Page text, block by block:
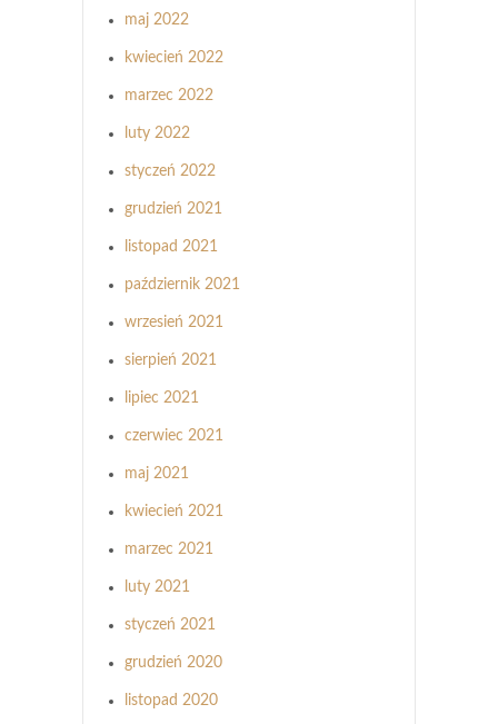
maj 2022
kwiecień 2022
marzec 2022
luty 2022
styczeń 2022
grudzień 2021
listopad 2021
październik 2021
wrzesień 2021
sierpień 2021
lipiec 2021
czerwiec 2021
maj 2021
kwiecień 2021
marzec 2021
luty 2021
styczeń 2021
grudzień 2020
listopad 2020